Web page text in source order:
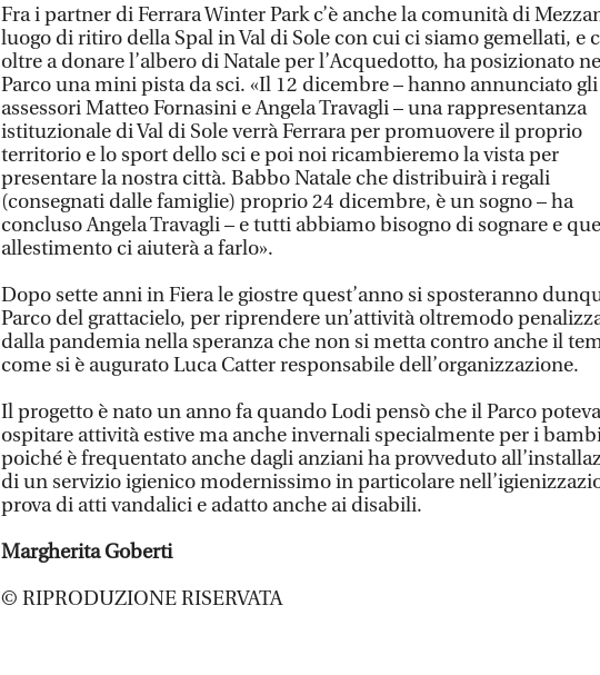
Fra i partner di Ferrara Winter Park c’è anche la comunità di
luogo di ritiro della Spal in Val di Sole con cui ci siamo gemellati, e
oltre a donare l’albero di Natale per l’Acquedotto, ha posizionato
Parco una mini pista da sci. «Il 12 dicembre – hanno annunciato gli
assessori Matteo Fornasini e Angela Travagli – una rappresentanza
istituzionale di Val di Sole verrà Ferrara per promuovere il proprio
territorio e lo sport dello sci e poi noi ricambieremo la vista per
presentare la nostra città. Babbo Natale che distribuirà i regali
(consegnati dalle famiglie) proprio 24 dicembre, è un sogno – ha
concluso Angela Travagli – e tutti abbiamo bisogno di sognare e
allestimento ci aiuterà a farlo».
Dopo sette anni in Fiera le giostre quest’anno si sposteranno
Parco del grattacielo, per riprendere un’attività oltremodo
dalla pandemia nella speranza che non si metta contro anche il
come si è augurato Luca Catter responsabile dell’organizzazione.
Il progetto è nato un anno fa quando Lodi pensò che il Parco poteva
ospitare attività estive ma anche invernali specialmente per i
poiché è frequentato anche dagli anziani ha provveduto
di un servizio igienico modernissimo in particolare
prova di atti vandalici e adatto anche ai disabili.
Margherita Goberti
© RIPRODUZIONE RISERVATA